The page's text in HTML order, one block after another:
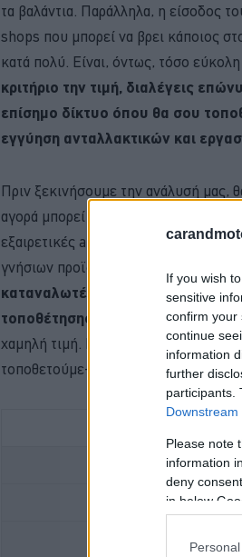
If you wish
sensitive
confirm your
continue
information
further
participants.
Please note
information
deny
in below
τα βαλάντια. Παράλληλα, η είσοδος
shops που μπορεί να βρει κάποιος
κατά πολύ. Είναι, όντως, τόσο
κριτήριο την τιμή, διαλέγεις
επίσημο δίκτυο όπου θα σου
εγγύηση ανταλλακτικών και
Πριν ξεκινήσουμε την ανάλυσή μας,
αγορά μπορεί κάποιος να βρει
εξαιρετικές after market επωνυμίες
γνήσιων προϊόντων. Ωστόσο,
καταναλωτές δημιούργησαν
τοποθέτησης χαμηλής αμφιβόλου
χαμηλή τιμή. Παρακάτω αναλύουμε 4
τοποθετούμε-αν είναι δυνατόν-
OMODA -